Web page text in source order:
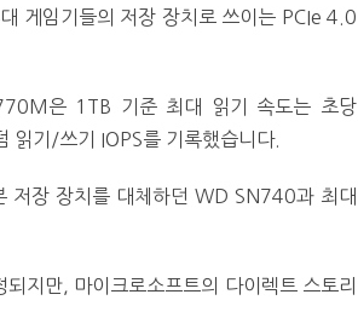
게임기들의 저장 장치로 쓰이는 PCIe 4.0
은 1TB 기준 최대 읽기 속도는 초당
기/쓰기 IOPS를 기록했습니다.
저장 장치를 대체하던 WD SN740과 최대
지만, 마이크로소프트의 다이렉트 스토리